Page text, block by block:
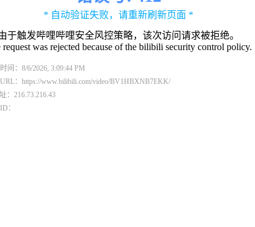
* 自动验证失败，请重新刷新页面 *
于触发哔哩哔哩安全风控策略，该次访问请求被拒绝。
request was rejected because of the bilibili security control policy.
间：8/6/2026, 3:09:44 PM
：https://www.bilibili.com/video/BV1HBXNB7EKK/
：216.73.216.43
：